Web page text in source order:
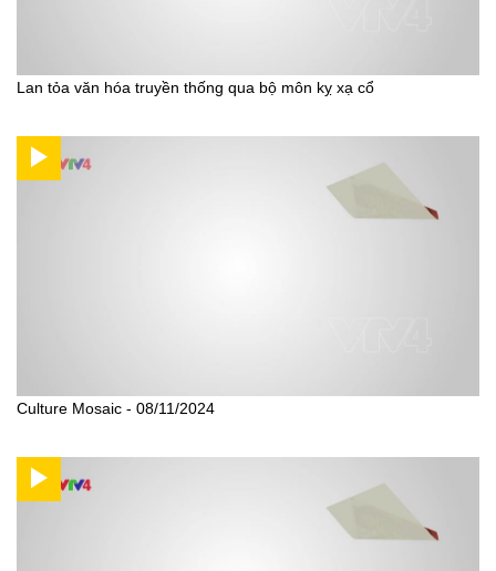
Lan tỏa văn hóa truyền thống qua bộ môn kỵ xạ cổ
Culture Mosaic - 08/11/2024